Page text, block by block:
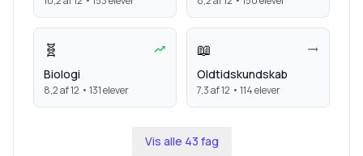
🧬
Biologi
8,2af 12 • 131elever
📖
Oldtidskundskab
7,3af 12 • 114elever
Vis alle 43 fag